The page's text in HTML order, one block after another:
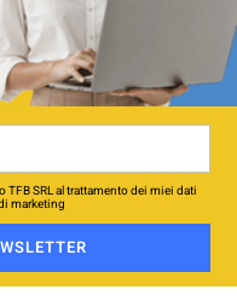
TFB SRL al trattamento dei miei dati
marketing